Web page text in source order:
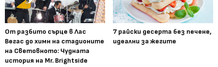
От разбито сърце в Лас
Вегас до химн на стадионите
на Световното: Чудната
история на Mr. Brightside
7 райски десерта без печене,
идеални за жегите